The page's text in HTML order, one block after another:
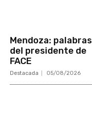
Mendoza: palabras
del presidente de
FACE
Destacada 05/08/2026